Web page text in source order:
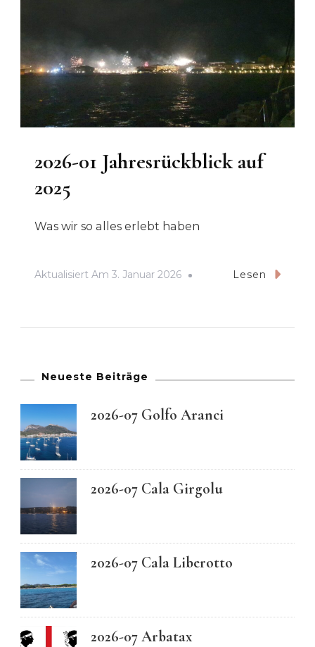
2026-01 Jahresrückblick auf
2025
Was wir so alles erlebt haben
Aktualisiert Am 3. Januar 2026 Lesen
Neueste Beiträge
2026-07 Golfo Aranci
2026-07 Cala Girgolu
2026-07 Cala Liberotto
2026-07 Arbatax